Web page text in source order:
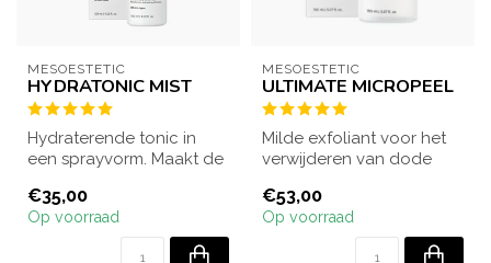
MESOESTETIC
HYDRATONIC MIST
Hydraterende tonic in
een sprayvorm. Maakt de
Geschikt voor ...
€35,00
Op voorraad
MESOESTETIC
ULTIMATE MICROPEEL
Milde exfoliant voor het
verwijderen van dode
verfijnen van de...
€53,00
Op voorraad